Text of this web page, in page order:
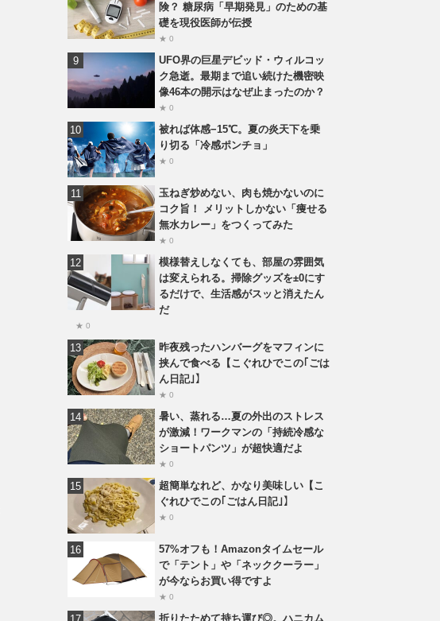
険？ 糖尿病「早期発見」のための基
礎を現役医師が伝授
★ 0
UFO界の巨星デビッド・ウィルコッ
ク急逝。最期まで追い続けた機密映
像46本の開示はなぜ止まったのか？
★ 0
被れば体感−15℃。夏の炎天下を乗
り切る「冷感ポンチョ」
★ 0
玉ねぎ炒めない、肉も焼かないのに
コク旨！ メリットしかない「痩せる
無水カレー」をつくってみた
★ 0
模様替えしなくても、部屋の雰囲気
は変えられる。掃除グッズを±0にす
るだけで、生活感がスッと消えたん
だ
★ 0
昨夜残ったハンバーグをマフィンに
挟んで食べる【こぐれひでこの｢ごは
ん日記｣】
★ 0
暑い、蒸れる…夏の外出のストレス
が激減！ワークマンの「持続冷感な
ショートパンツ」が超快適だよ
★ 0
超簡単なれど、かなり美味しい【こ
ぐれひでこの｢ごはん日記｣】
★ 0
57%オフも！Amazonタイムセール
で「テント」や「ネッククーラー」
が今ならお買い得ですよ
★ 0
折りたためて持ち運び◎。ハニカム